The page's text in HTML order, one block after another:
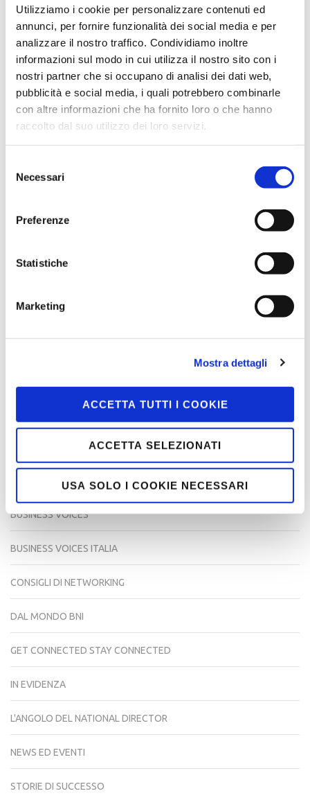
Utilizziamo i cookie per personalizzare contenuti ed
annunci, per fornire funzionalità dei social media e per
analizzare il nostro traffico. Condividiamo inoltre
informazioni sul modo in cui utilizza il nostro sito con i
nostri partner che si occupano di analisi dei dati web,
pubblicità e social media, i quali potrebbero combinarle
con altre informazioni che ha fornito loro o che hanno
raccolto dal suo utilizzo dei loro servizi.
delNecessari
Preferenze
Statistiche
Marketing
Mostra dettagli
ACCETTA TUTTI I COOKIE
ACCETTA SELEZIONATI
USA SOLO I COOKIE NECESSARI
Il cliente “dormiente” che ti contatta per dire di voler
rinnovare il contratto con te.
Anche se può sembrare una casualità, è probabile che
alcuni o tutti siano nuovi affari che hai attratto
creando nuove opportunità di business grazie alle
referenze per le persone che conosci. Puoi attrarre
nuovi affari tramite il processo di costruzione delle
relazioni e puoi cercare di diventare un catalizzatore di
regolarmente.
Non tenere semplicemente il punteggio. Invece, pensa a
dare referenze con la “mentalità dell’abbondanza”,
opportunità di business in abbondanza.
articoli
Storie di successo –
Francesca Santori
Ricerca
CATEGORIE
BUSINESS VOICES
BUSINESS VOICES ITALIA
CONSIGLI DI NETWORKING
DAL MONDO BNI
GET CONNECTED STAY CONNECTED
IN EVIDENZA
L'ANGOLO DEL NATIONAL DIRECTOR
NEWS ED EVENTI
STORIE DI SUCCESSO